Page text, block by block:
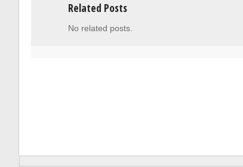
Related Posts
No related posts.